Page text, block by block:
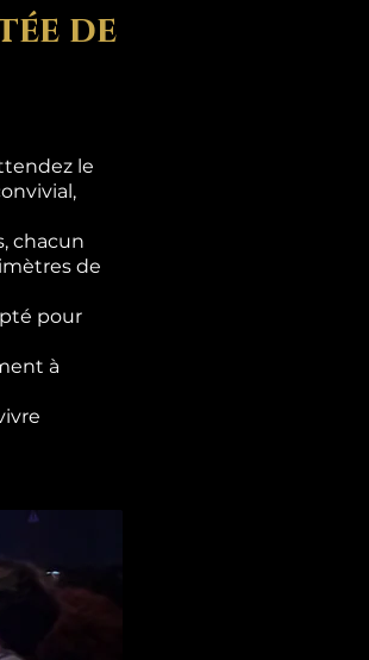
de
le
chacun
de
pour
à